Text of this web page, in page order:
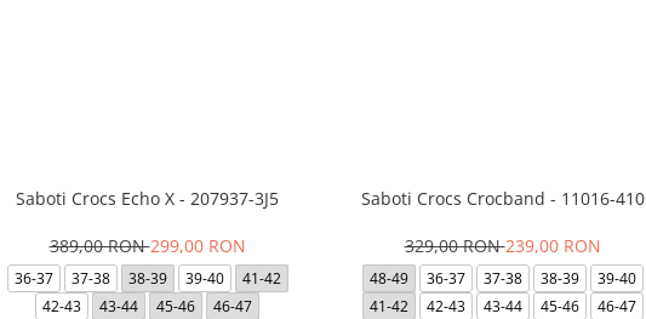
Saboti Crocs Echo X - 207937-3J5
389,00 RON299,00 RON
36-37 37-38 38-39 39-40
41-42
42-43
43-44 45-46 46-47
Saboti Crocs Crocband - 11016-410
329,00 RON239,00 RON
48-49 36-37 37-38 38-39
39-40
41-42
42-43 43-44 45-46 46-47